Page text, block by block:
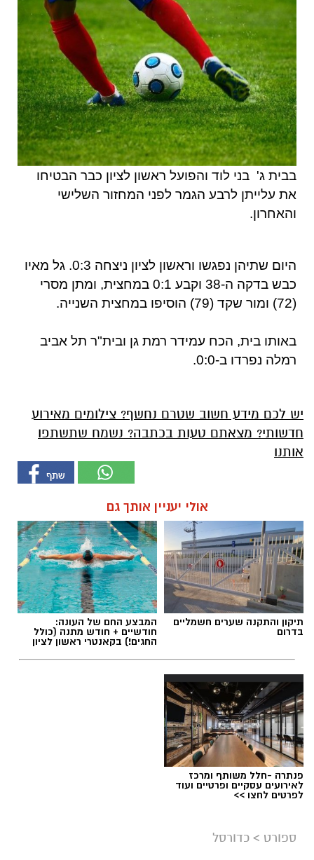
בבית ג' בני לוד והפועל ראשון לציון כבר הבטיחו
את עלייתן לרבע הגמר לפני המחזור השלישי
והאחרון.
היום שתיהן נפגשו וראשון לציון ניצחה 0:3. גל מאיו
כבש בדקה ה-38 וקבע 0:1 במחצית, ומתן מסרי
(72) ומור שקד (79) הוסיפו במחצית השנייה.
באותו בית, הכח עמידר רמת גן ובית"ר תל אביב
רמלה נפרדו ב-0:0.
יש לכם מידע חשוב שטרם נחשף? צילומים מאירוע
חדשותי? מצאתם טעות בכתבה? נשמח שתשתפו
אותנו
אולי יעניין אותך גם
תיקון והתקנה שערים חשמליים
בדרום
המבצע החם של העונה:
חודשיים + חודש מתנה (כולל
החגים!) בקאנטרי ראשון לציון
פנתרה -חלל משותף ומרכז
לאירועים עסקיים ופרטיים ועוד
לפרטים לחצו >>
ספורט > כדורסל